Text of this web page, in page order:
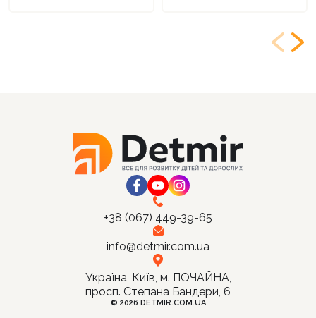
+38 (067) 449-39-65
info@detmir.com.ua
Україна, Київ, м. ПОЧАЙНА,
просп. Степана Бандери, 6
© 2026 DETMIR.COM.UA